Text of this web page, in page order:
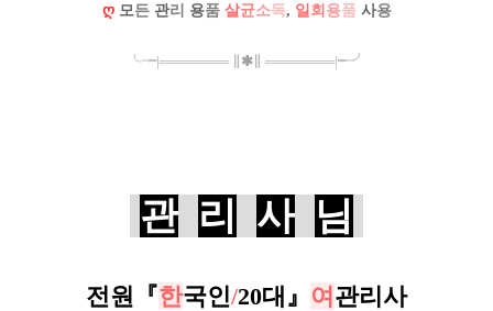
ღ 모 든 관리 용품 살균소독, 일 회 용품 사용
╰╼|═══════ ∥ ✱∥ ═══════|╾╯
관 리 사 님
전원 『한국인/20대 』 여 관리사